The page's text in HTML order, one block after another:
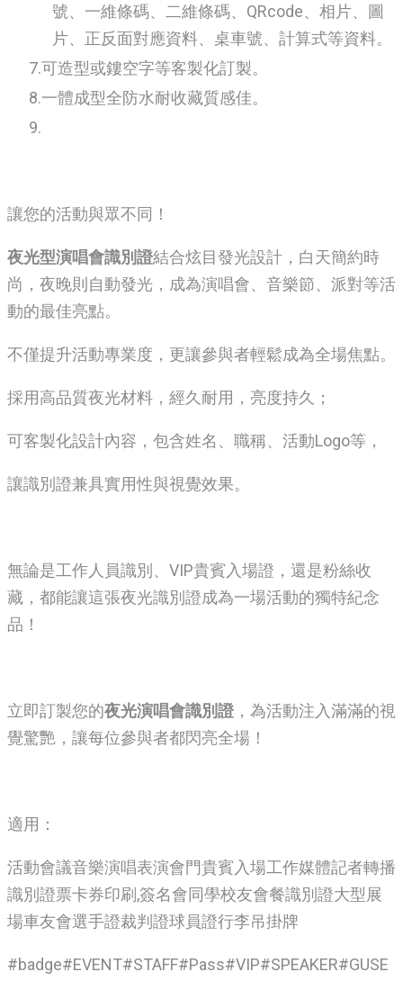
號、一維條碼、二維條碼、QRcode、相片、圖
片、正反面對應資料、桌車號、計算式等資料。
可造型或鏤空字等客製化訂製。
一體成型全防水耐收藏質感佳。
讓您的活動與眾不同！
夜光型演唱會識別證結合炫目發光設計，白天簡約時
尚，夜晚則自動發光，成為演唱會、音樂節、派對等活
動的最佳亮點。
不僅提升活動專業度，更讓參與者輕鬆成為全場焦點。
採用高品質夜光材料，經久耐用，亮度持久；
可客製化設計內容，包含姓名、職稱、活動Logo等，
讓識別證兼具實用性與視覺效果。
無論是工作人員識別、VIP貴賓入場證，還是粉絲收
藏，都能讓這張夜光識別證成為一場活動的獨特紀念
品！
立即訂製您的夜光演唱會識別證 ，為活動注入滿滿的視
覺驚艷，讓每位參與者都閃亮全場！
適用：
活動會議音樂演唱表演會門貴賓入場工作媒體記者轉播
識別證票卡券印刷,簽名會同學校友會餐識別證大型展
場車友會選手證裁判證球員證行李吊掛牌
#badge#EVENT#STAFF#Pass#VIP#SPEAKER#GUSE